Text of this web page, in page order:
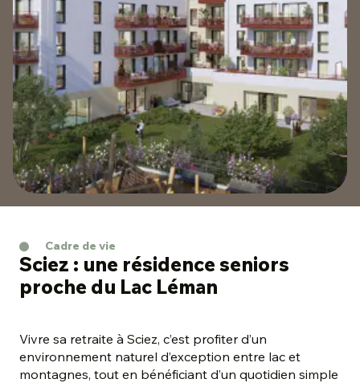
Cadre de vie
Sciez : une résidence seniors
proche du Lac Léman
Vivre sa retraite à Sciez, c’est profiter d’un
environnement naturel d’exception entre lac et
montagnes, tout en bénéficiant d’un quotidien simple